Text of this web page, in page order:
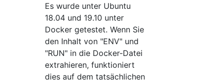
Es wurde unter Ubuntu
18.04 und 19.10 unter
Docker getestet. Wenn Sie
den Inhalt von "ENV" und
"RUN" in die Docker-Datei
extrahieren, funktioniert
dies auf dem tatsächlichen